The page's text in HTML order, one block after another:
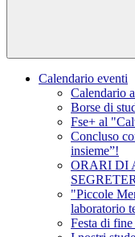
Calendario eventi
Calendario
Borse di
Fse+ al
Concluso
insieme”!
ORARI DI
"Piccole
laboratorio
Festa di